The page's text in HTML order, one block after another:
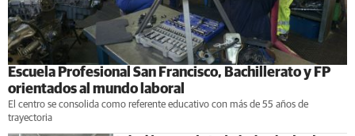
Escuela Profesional San Francisco, Bachillerato y FP
orientados al mundo laboral
El centro se consolida como referente educativo con más de 55 años de
trayectoria